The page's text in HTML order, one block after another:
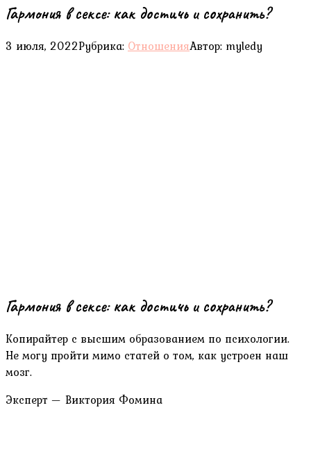
Гармония в сексе: как достичь и сохранить?
3 июля, 2022Рубрика: ОтношенияАвтор: myledy
Гармония в сексе: как достичь и сохранить?
Копирайтер с высшим образованием по психологии.
Не могу пройти мимо статей о том, как устроен наш
мозг.
Эксперт — Виктория Фомина